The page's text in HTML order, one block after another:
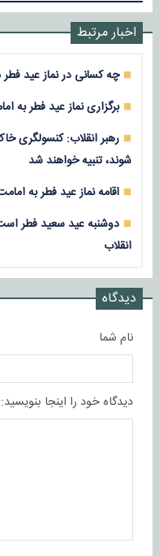
اخبار مرتبط
چه کسانی در نماز عید
برگزاری نماز عید فطر به
رهبر انقلاب: کنسولگری
شوند، تنبیه خواهند شد
اقامه نماز عید فطر به
دوشنبه عید سعید فطر
انقلاب
دیدگاه
نام شما
دیدگاه خود را اینجا بنویسید: